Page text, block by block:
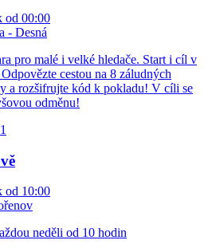
od 00:00
- Desná
pro malé i velké hledače. Start i cíl v
cestou na 8 záludných
a rozšifrujte kód k pokladu! V cíli se
odměnu!
od 10:00
neděli od 10 hodin